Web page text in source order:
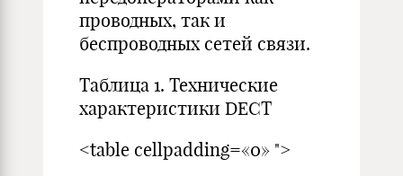
проводных, так и
беспроводных сетей связи.
Таблица 1. Технические
характеристики DECT
<table cellpadding=«0» ">